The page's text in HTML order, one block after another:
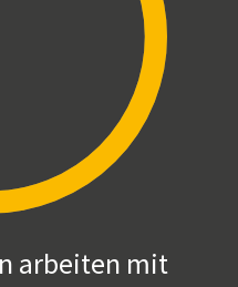
arbeiten mit